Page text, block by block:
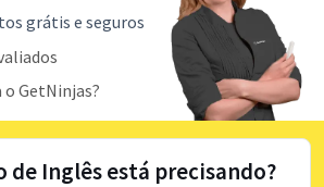
grátis e seguros
GetNinjas?
de Inglês está precisando?